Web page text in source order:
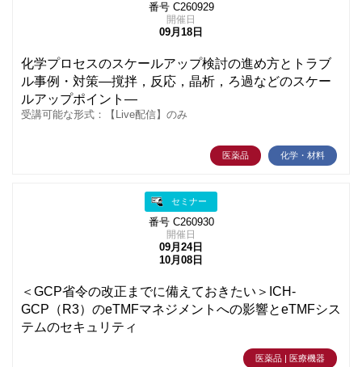
番号 C260929
開催日
09月18日
化学プロセスのスケールアップ検討の進め方とトラブ
ル事例・対策―撹拌，反応，晶析，ろ過などのスケー
ルアップポイント―
受講可能な形式：【Live配信】のみ
医薬品 化学・材料
セミナー
番号 C260930
開催日
09月24日
10月08日
＜GCP省令の改正までに備えておきたい＞ICH-
GCP（R3）のeTMFマネジメントへの影響とeTMFシス
テムのセキュリティ
医薬品 | 医療機器